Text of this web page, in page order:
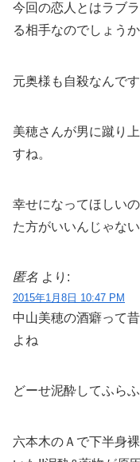
今回の恋人とはラブ
る相手なのでしょうか
元奥様も自殺なんです
美穂さんが男に蹴り
すね。
幸せになってほしい
た方がいいんじゃない
匿名 より:
2015年1月8日 10:47 PM
中山美穂の酒癖って
よね
どーせ泥酔してふら
六本木のＡで下半身